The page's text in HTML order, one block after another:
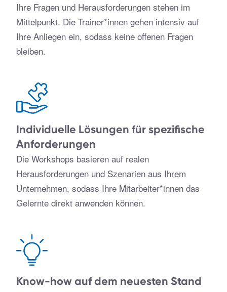
Ihre Fragen und Herausforderungen stehen im
Mittelpunkt. Die Trainer*innen gehen intensiv auf
Ihre Anliegen ein, sodass keine offenen Fragen
bleiben.
Individuelle Lösungen für spezifische
Anforderungen
Die Workshops basieren auf realen
Herausforderungen und Szenarien aus Ihrem
Unternehmen, sodass Ihre Mitarbeiter*innen das
Gelernte direkt anwenden können.
Know-how auf dem neuesten Stand